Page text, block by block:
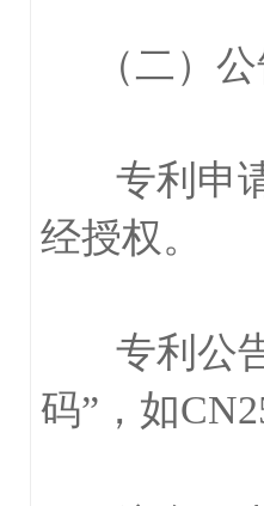
（二）公
专利申请
经授权。
专利公告
码”，如